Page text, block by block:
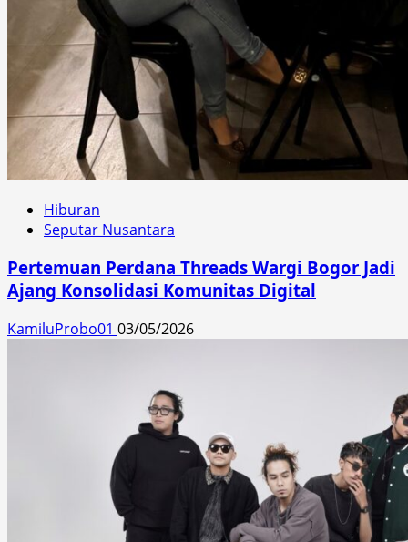
Hiburan
Seputar Nusantara
Pertemuan Perdana Threads Wargi Bogor Jadi
Ajang Konsolidasi Komunitas Digital
KamiluProbo01 03/05/2026